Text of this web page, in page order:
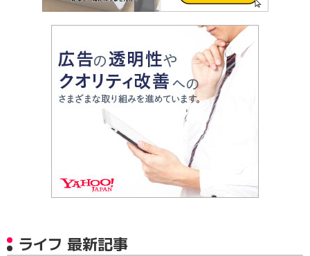
ライフ 最新記事